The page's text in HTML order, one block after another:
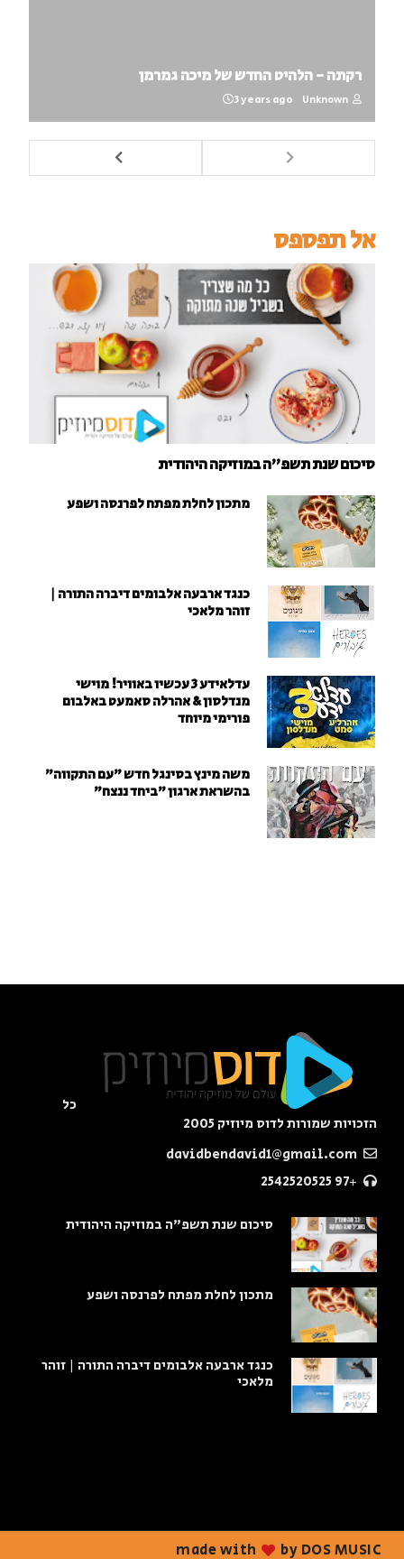
רקתה - הלהיט החדש של מיכה גמרמן
Unknown
3 years ago
אל תפספס
סיכום שנת תשפ"ה במוזיקה היהודית
מתכון לחלת מפתח לפרנסה ושפע
כנגד ארבעה אלבומים דיברה התורה |
זוהר מלאכי
עדלאידע 3 עכשיו באוויר! מוישי
מנדלסון & אהרלה סאמעט באלבום
פורימי מיוחד
משה מינץ בסינגל חדש ״עם התקווה״
בהשראת ארגון "ביחד ננצח"
כל
הזכויות שמורות לדוס מיוזיק 2005
+97 2542520525
סיכום שנת תשפ"ה במוזיקה היהודית
מתכון לחלת מפתח לפרנסה ושפע
כנגד ארבעה אלבומים דיברה התורה | זוהר
מלאכי
made with by DOS MUSIC